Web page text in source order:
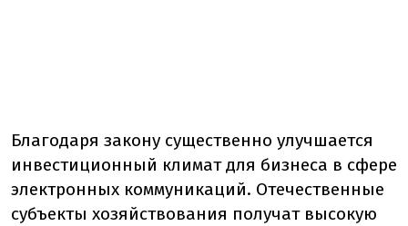
Благодаря закону существенно улучшается
инвестиционный климат для бизнеса в сфере
электронных коммуникаций. Отечественные
субъекты хозяйствования получат высокую